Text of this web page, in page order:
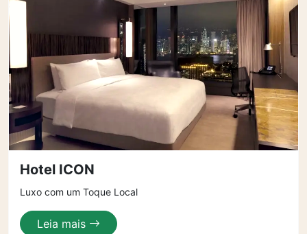
Hotel ICON
Luxo com um Toque Local
Leia mais